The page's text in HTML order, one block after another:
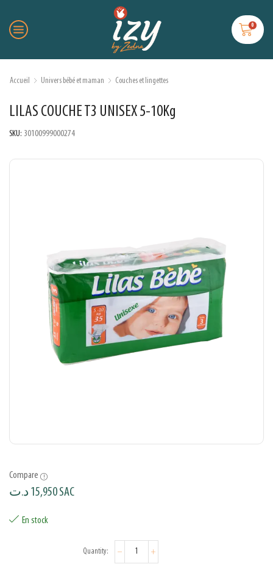
0
Accueil Univers bébé et maman Couches et lingettes
LILAS COUCHE T3 UNISEX 5-10Kg
SKU: 30100999000274
Compare
15,950د.ت SAC
En stock